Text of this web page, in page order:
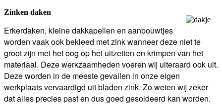
Zinken daken
Erkerdaken, kleine dakkapellen en aanbouwtjes
worden vaak ook bekleed met zink wanneer deze niet te
groot zijn met het oog op het uitzetten en krimpen van het
materiaal. Deze werkzaamheden voeren wij uiteraard ook uit.
Deze worden in de meeste gevallen in onze eigen
werkplaats vervaardigd uit bladen zink. Zo weten wij zeker
dat alles precies past en dus goed gesoldeerd kan worden.